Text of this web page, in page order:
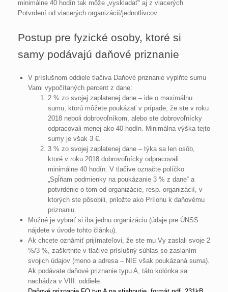
minimálne 40 hodín tak môže „vyskladať“ aj z viacerých
Potvrdení od viacerých organizácií/jednotlivcov.
Postup pre fyzické osoby, ktoré si
samy podávajú daňové priznanie
V príslušnom oddiele tlačiva Daňové priznanie vyplňte sumu
Vami vypočítaných percent z dane:
2 % zo svojej zaplatenej dane – ide o maximálnu
sumu, ktorú môžete poukázať v prípade, že ste v roku
2018 neboli dobrovoľníkom, alebo ste dobrovoľnícky
odpracovali menej ako 40 hodín. Minimálna výška tejto
sumy je však 3 €.
3 % zo svojej zaplatenej dane – týka sa len osôb,
ktoré v roku 2018 dobrovoľnícky odpracovali
minimálne 40 hodín. V tlačive označte políčko
„Spĺňam podmienky na poukázanie 3 % z dane“ a
potvrdenie o tom od organizácie, resp. organizácií, v
ktorých ste pôsobili, priložte ako Prílohu k daňovému
priznaniu.
Možné je vybrať si iba jednu organizáciu (údaje pre ÚNSS
nájdete v úvode tohto článku).
Ak chcete oznámiť prijímateľovi, že ste mu Vy zaslali svoje 2
%/3 %, zaškrtnite v tlačive príslušný súhlas so zaslaním
svojich údajov (meno a adresa – NIE však poukázaná suma).
Ak podávate daňové priznanie typu A, táto kolónka sa
nachádza v VIII. oddiele.